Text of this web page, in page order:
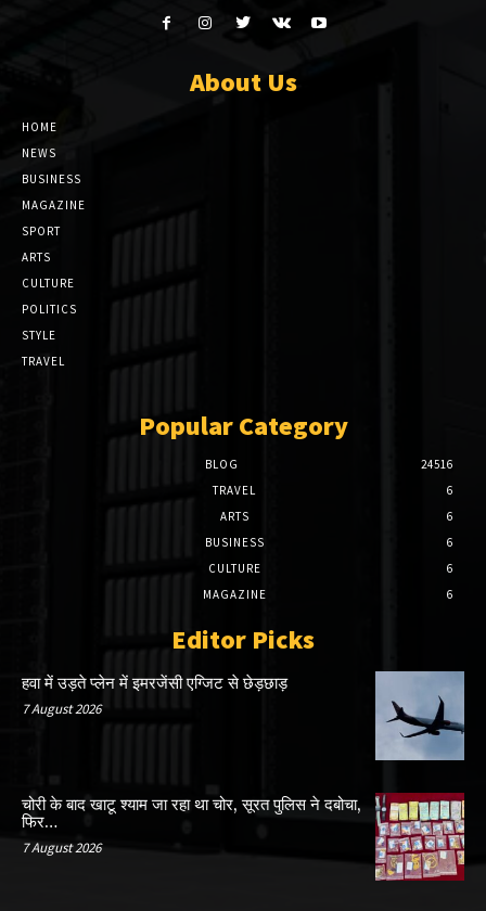
About Us
HOME
NEWS
BUSINESS
MAGAZINE
SPORT
ARTS
CULTURE
POLITICS
STYLE
TRAVEL
Popular Category
BLOG
24516
TRAVEL
6
ARTS
6
BUSINESS
6
CULTURE
6
MAGAZINE
6
Editor Picks
हवा में उड़ते प्लेन में इमरजेंसी एग्जिट से छेड़छाड़
7 August 2026
चोरी के बाद खाटू श्याम जा रहा था चोर, सूरत पुलिस ने दबोचा,
फिर…
7 August 2026